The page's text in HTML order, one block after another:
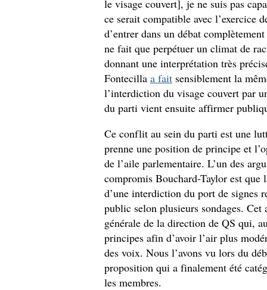
le visage couvert], je ne suis pas
ce serait compatible avec l’exercice
d’entrer dans un débat
ne fait que perpétuer un climat de
donnant une interprétation très
Fontecilla a fait sensiblement la
l’interdiction du visage couvert par
du parti vient ensuite affirmer
Ce conflit au sein du parti est une
prenne une position de principe et
de l’aile parlementaire. L’un des
compromis Bouchard-Taylor est que
d’une interdiction du port de signes
public selon plusieurs sondages.
générale de la direction de QS qui,
principes afin d’avoir l’air plus
des voix. Nous l’avons vu lors du
proposition qui a finalement été
les membres.